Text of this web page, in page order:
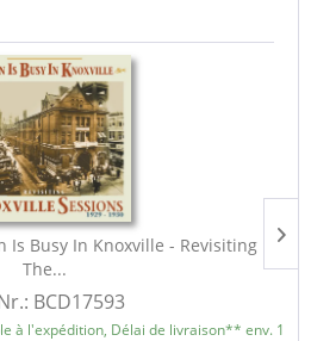
Is Busy In Knoxville - Revisiting
The...
BCD17593
à l'expédition, Délai de livraison** env. 1 à